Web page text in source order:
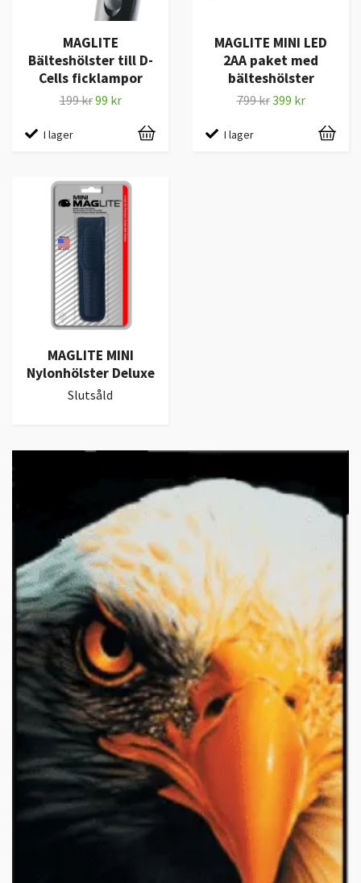
MAGLITE
Bälteshölster till D-
Cells ficklampor
199 kr99 kr
I lager
MAGLITE MINI LED
2AA paket med
bälteshölster
799 kr399 kr
I lager
MAGLITE MINI
Nylonhölster Deluxe
Slutsåld